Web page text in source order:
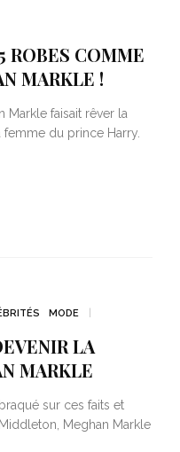
ROBES COMME
MARKLE !
Markle faisait rêver la
du prince Harry.
MODE
LA
MARKLE
sur ces faits et
Meghan Markle